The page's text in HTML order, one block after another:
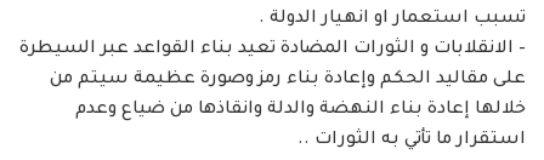
تسبب استعمار او انهيار الدولة .
– الانقلابات و الثورات المضادة تعيد بناء القواعد عبر السيطرة
على مقاليد الحكم وإعادة بناء رمز وصورة عظيمة سيتم من
خلالها إعادة بناء النهضة والدلة وانقاذها من ضياع وعدم
استقرار ما تأتي به الثورات ..